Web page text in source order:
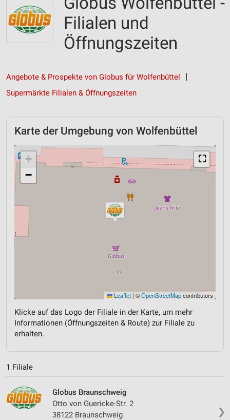
Filialen und
Öffnungszeiten
Angebote & Prospekte von Globus für Wolfenbüttel
Supermärkte Filialen & Öffnungszeiten
Karte der Umgebung von Wolfenbüttel
⛶
+
−
Leaflet | ©OpenStreetMapcontributors
Klicke auf das Logo der Filiale in der Karte, um mehr
Informationen (Öffnungszeiten & Route) zur Filiale zu
erhalten.
1 Filiale
❯
Globus Braunschweig
Otto von Guericke-Str. 2
38122 Braunschweig